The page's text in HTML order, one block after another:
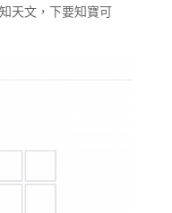
天文，下要知寶可